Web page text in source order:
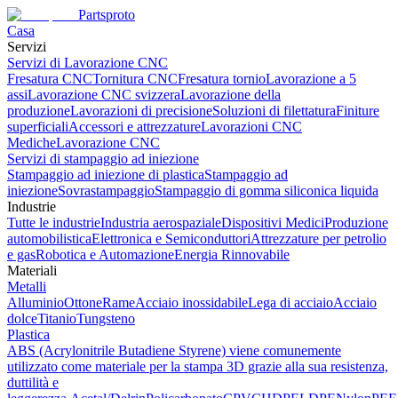
Partsproto
Casa
Servizi
Servizi di Lavorazione CNC
Fresatura CNCTornitura CNCFresatura tornioLavorazione a 5
assiLavorazione CNC svizzeraLavorazione della
produzioneLavorazioni di precisioneSoluzioni di filettaturaFiniture
superficialiAccessori e attrezzatureLavorazioni CNC
MedicheLavorazione CNC
Servizi di stampaggio ad iniezione
Stampaggio ad iniezione di plasticaStampaggio ad
iniezioneSovrastampaggioStampaggio di gomma siliconica liquida
Industrie
Tutte le industrieIndustria aerospazialeDispositivi MediciProduzione
automobilisticaElettronica e SemiconduttoriAttrezzature per petrolio
e gasRobotica e AutomazioneEnergia Rinnovabile
Materiali
Metalli
AlluminioOttoneRameAcciaio inossidabileLega di acciaioAcciaio
dolceTitanioTungsteno
Plastica
ABS (Acrylonitrile Butadiene Styrene) viene comunemente
utilizzato come materiale per la stampa 3D grazie alla sua resistenza,
duttilità e